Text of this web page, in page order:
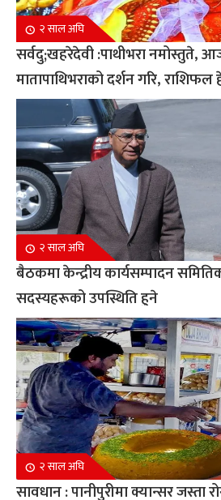
२ साल अघि
सर्वदु;खहरेदेवी :पाथीभरा नमोस्तुते,
मातापाथिभराको दर्शन गरि, राशिफल
२ साल अघि
बैठकमा केन्द्रीय कार्यसम्पादन
सदस्यहरूको उपस्थिति हुने
२ साल अघि
सावधान : पानीपुरीमा क्यान्सर जस्ता